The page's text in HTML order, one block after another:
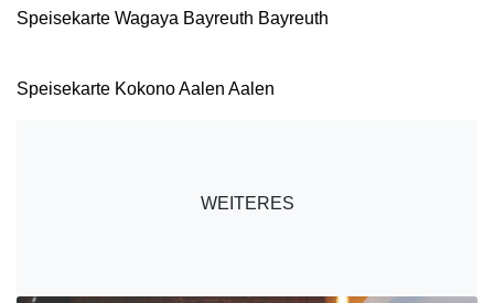
Speisekarte Wagaya Bayreuth Bayreuth
Speisekarte Kokono Aalen Aalen
WEITERES